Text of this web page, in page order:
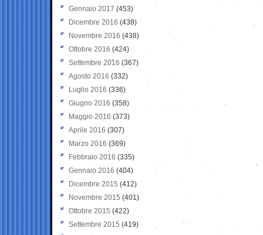
Gennaio 2017 (453)
Dicembre 2016 (438)
Novembre 2016 (438)
Ottobre 2016 (424)
Settembre 2016 (367)
Agosto 2016 (332)
Luglio 2016 (336)
Giugno 2016 (358)
Maggio 2016 (373)
Aprile 2016 (307)
Marzo 2016 (369)
Febbraio 2016 (335)
Gennaio 2016 (404)
Dicembre 2015 (412)
Novembre 2015 (401)
Ottobre 2015 (422)
Settembre 2015 (419)